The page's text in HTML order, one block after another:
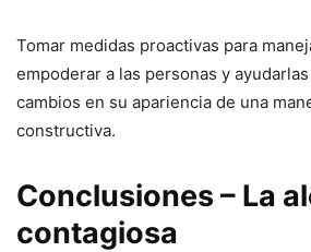
Tomar medidas proactivas para
empoderar a las personas y
cambios en su apariencia de una
constructiva.
Conclusiones – La
contagiosa